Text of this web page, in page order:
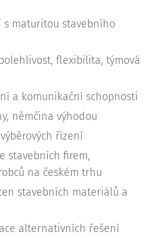
s maturitou stavebního
flexibilita, týmová
a komunikační schopnosti
němčina výhodou
řízení
stavebních firem,
na českém trhu
stavebních materiálů a
alternativních řešení